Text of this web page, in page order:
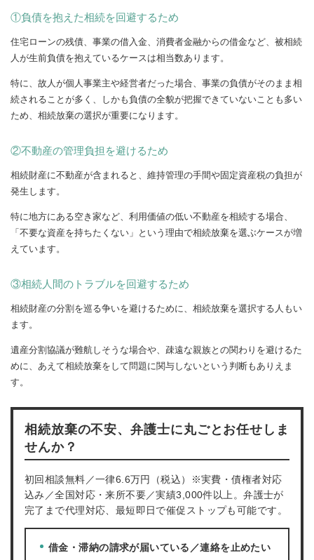
①負債を抱えた相続を回避するため
住宅ローンの残債、事業の借入金、消費者金融からの借金など、被相続
人が生前負債を抱えているケースは相当数あります。
特に、故人が個人事業主や経営者だった場合、事業の負債がそのまま相
続されることが多く、しかも負債の全貌が把握できていないことも多い
ため、相続放棄の選択が重要になります。
②不動産の管理負担を避けるため
相続財産に不動産が含まれると、維持管理の手間や固定資産税の負担が
発生します。
特に地方にある空き家など、利用価値の低い不動産を相続する場合、
「不要な資産を持ちたくない」という理由で相続放棄を選ぶケースが増
えています。
③相続人間のトラブルを回避するため
相続財産の分割を巡る争いを避けるために、相続放棄を選択する人もい
ます。
遺産分割協議が難航しそうな場合や、疎遠な親族との関わりを避けるた
めに、あえて相続放棄をして問題に関与しないという判断もありえま
す。
相続放棄の不安、弁護士に丸ごとお任せしま
せんか？
初回相談無料／一律6.6万円（税込）※実費・債権者対応
込み／全国対応・来所不要／実績3,000件以上。弁護士が
完了まで代理対応、最短即日で催促ストップも可能です。
借金・滞納の請求が届いている／連絡を止めたい